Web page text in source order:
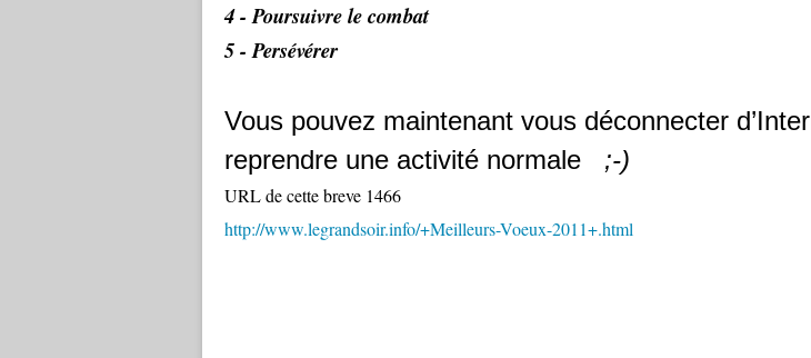
4 - Poursuivre le combat
5 - Persévérer
Vous pouvez maintenant vous déconnecter
reprendre une activité normale ;-)
URL de cette breve 1466
http://www.legrandsoir.info/+Meilleurs-Voeux-2011+.html